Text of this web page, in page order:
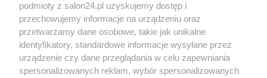
Społeczeństwo
Kultura
podmioty z salon24.pl uzyskujemy dostęp i
przechowujemy informacje na urządzeniu oraz
przetwarzamy dane osobowe, takie jak unikalne
identyfikatory, standardowe informacje wysyłane przez
urządzenie czy dane przeglądania w celu zapewniania
spersonalizowanych reklam, wybór spersonalizowanych